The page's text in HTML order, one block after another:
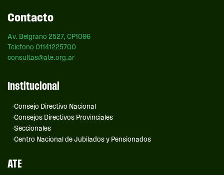
Contacto
Av. Belgrano 2527, CP1096
Telefono 01141225700
consultas@ate.org.ar
Institucional
Consejo Directivo Nacional
Consejos Directivos Provinciales
Seccionales
Centro Nacional de Jubilados y Pensionados
ATE